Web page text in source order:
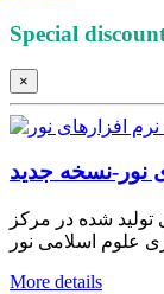
Special
×
نور-نسخه جدید
تولید شده در مرکز
علوم اسلامی نور
More details